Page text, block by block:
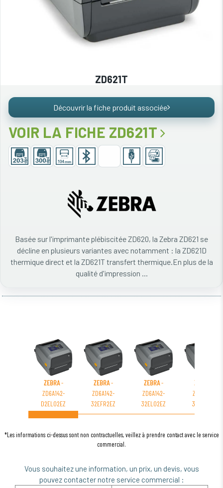
ZD621T
Découvrir la fiche produit associée
VOIR LA FICHE ZD621T
Basée sur l'imprimante plébiscitée ZD620, la Zebra ZD621 se
décline en plusieurs variantes avec notamment : la ZD621D
thermique direct et la ZD621T transfert thermique.En plus de la
qualité d'impression ...
ZEBRA-
ZD6A142-
D2EL02EZ
ZEBRA-
ZD6A142-
32EFR2EZ
ZEBRA-
ZD6A142-
32EL02EZ
ZEBRA
ZD6A142-
31ELR2EZ
*Les informations ci-dessus sont non contractuelles, veillez à prendre contact avec le service
commercial.
Vous souhaitez une information, un prix, un devis, vous
pouvez contacter notre service commercial :